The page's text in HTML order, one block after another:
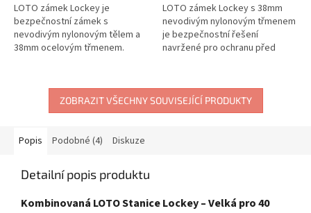
LOTO zámek Lockey je
bezpečnostní zámek s
nevodivým nylonovým tělem a
38mm ocelovým třmenem.
pevností a je navržen pro
LOTO zámek Lockey s 38mm
nevodivým nylonovým třmenem
je bezpečnostní řešení
navržené pro ochranu před
nevodivé nylonové tělo...
ZOBRAZIT VŠECHNY SOUVISEJÍCÍ PRODUKTY
Popis Podobné (4) Diskuze
Detailní popis produktu
Kombinovaná LOTO Stanice Lockey – Velká pro 40